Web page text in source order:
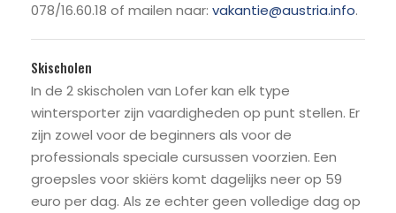
078/16.60.18 of mailen naar: vakantie@austria.info.
Skischolen
In de 2 skischolen van Lofer kan elk type
wintersporter zijn vaardigheden op punt stellen. Er
zijn zowel voor de beginners als voor de
professionals speciale cursussen voorzien. Een
groepsles voor skiërs komt dagelijks neer op 59
euro per dag. Als ze echter geen volledige dag op